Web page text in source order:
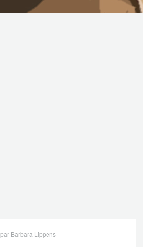
par Barbara Lippens